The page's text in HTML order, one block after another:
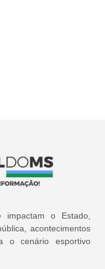
o Estado,
acontecimentos
o cenário esportivo